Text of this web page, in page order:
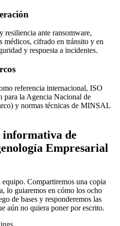
resiliencia ante ransomware,
médicos, cifrado en tránsito y en
y respuesta a incidentes.
referencia internacional, ISO
para la Agencia Nacional de
y normas técnicas de MINSAL
informativa de
Empresarial
equipo. Compartiremos una copia
lo guiaremos en cómo los ocho
de bases y responderemos las
aún no quiera poner por escrito.